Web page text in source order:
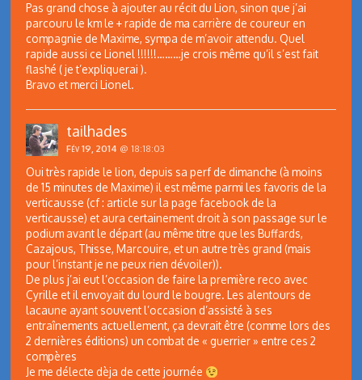
Pas grand chose à ajouter au récit du Lion, sinon que j’ai
parcouru le km le + rapide de ma carrière de coureur en
compagnie de Maxime, sympa de m’avoir attendu. Quel
rapide aussi ce Lionel !!!!!!………je crois même qu’il s’est fait
flashé ( je t’expliquerai ).
Bravo et merci Lionel.
tailhades
Fév 19, 2014 @ 18:18:03
Oui très rapide le lion, depuis sa perf de dimanche (à moins
de 15 minutes de Maxime) il est même parmi les favoris de la
verticausse (cf : article sur la page facebook de la
verticausse) et aura certainement droit à son passage sur le
podium avant le départ (au même titre que les Buffards,
Cazajous, Thisse, Marcouire, et un autre très grand (mais
pour l’instant je ne peux rien dévoiler)).
De plus j’ai eut l’occasion de faire la première reco avec
Cyrille et il envoyait du lourd le bougre. Les alentours de
lacaune ayant souvent l’occasion d’assisté à ses
entraînements actuellement, ça devrait être (comme lors des
2 dernières éditions) un combat de « guerrier » entre ces 2
compères
Je me délecte dèja de cette journée